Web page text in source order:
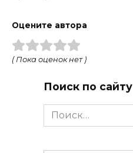
Оцените автора
( Пока оценок нет )
Поиск по сайту
Search
for: